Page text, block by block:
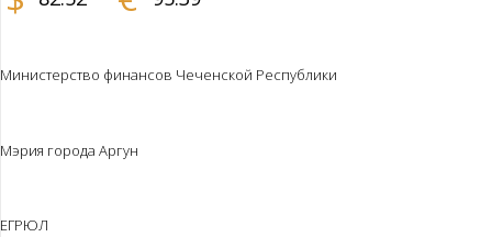
Министерство финансов Чеченской Республики
Мэрия города Аргун
ЕГРЮЛ